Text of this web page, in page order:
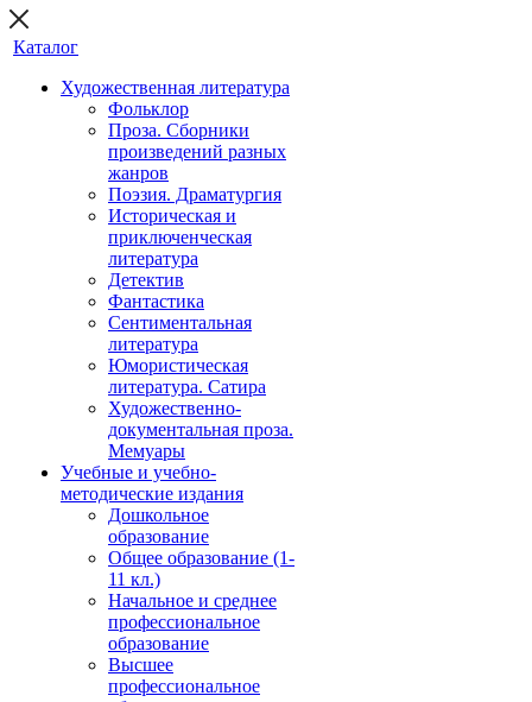
Каталог
Художественная литература
Фольклор
Проза. Сборники
произведений разных
жанров
Поэзия. Драматургия
Историческая и
приключенческая
литература
Детектив
Фантастика
Сентиментальная
литература
Юмористическая
литература. Сатира
Художественно-
документальная проза.
Мемуары
Учебные и учебно-
методические издания
Дошкольное
образование
Общее образование (1-
11 кл.)
Начальное и среднее
профессиональное
образование
Высшее
профессиональное